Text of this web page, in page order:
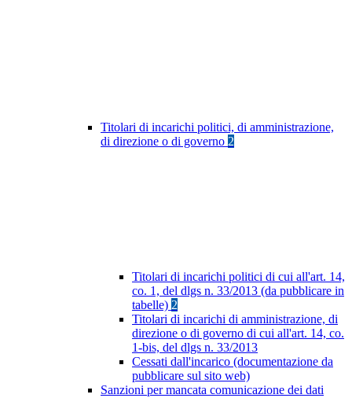
Titolari di incarichi politici, di amministrazione,
di direzione o di governo 2
Titolari di incarichi politici di cui all'art. 14,
co. 1, del dlgs n. 33/2013 (da pubblicare in
tabelle) 2
Titolari di incarichi di amministrazione, di
direzione o di governo di cui all'art. 14, co.
1-bis, del dlgs n. 33/2013
Cessati dall'incarico (documentazione da
pubblicare sul sito web)
Sanzioni per mancata comunicazione dei dati